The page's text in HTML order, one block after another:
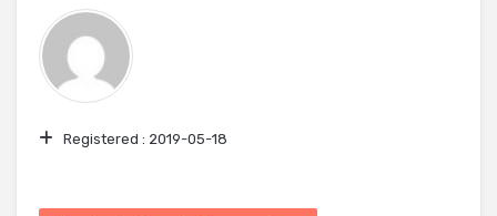
Registered : 2019-05-18